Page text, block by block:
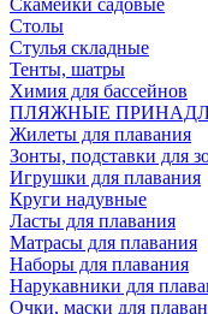
Скамейки садовые
Столы
Стулья складные
Тенты, шатры
Химия для бассейнов
ПЛЯЖНЫЕ
Жилеты для плавания
Зонты, подставки для
Игрушки для плавания
Круги надувные
Ласты для плавания
Матрасы для плавания
Наборы для плавания
Нарукавники для
Очки, маски для